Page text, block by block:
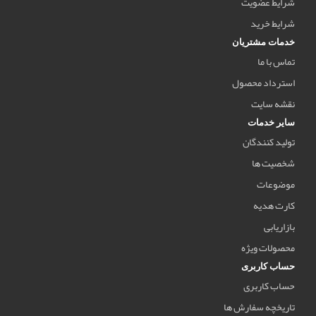
شرایط خرید
خدمات مشتریان
تماس با ما
استرداد محصول
نقشه سایت
سایر خدمات
تولید کنندگان
شخصیت ها
موضوعات
کارت هدیه
بازاریابی
محصولات ویژه
حساب کاربری
حساب کاربری
تاریخچه سفارش ها